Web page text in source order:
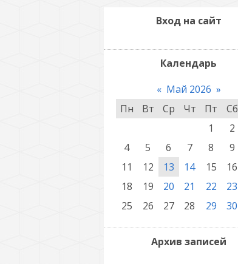
Вход на сайт
Календарь
« Май 2026 »
Пн
Вт Ср Чт Пт Сб
1
2
4
5 6 7 8 9
11
12 13 14 15 16
18
19 20 21 22 23
25
26 27 28 29 30
Архив записей